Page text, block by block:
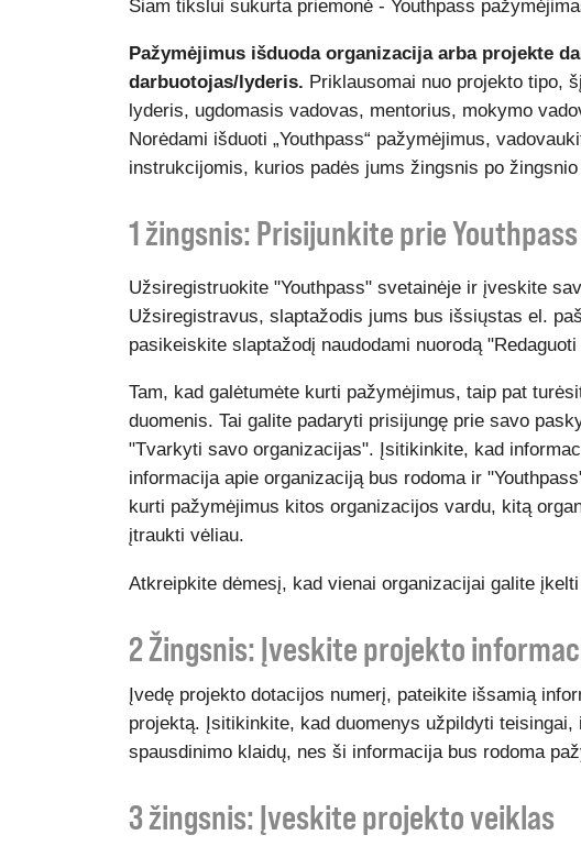
Šiam tikslui sukurta priemonė - Youthpass
Pažymėjimus išduoda organizacija arba projekte
darbuotojas/lyderis. Priklausomai nuo projekto tipo,
lyderis, ugdomasis vadovas, mentorius, mokymo
Norėdami išduoti „Youthpass“ pažymėjimus,
instrukcijomis, kurios padės jums žingsnis po
1 žingsnis: Prisijunkite prie Youthpass
Užsiregistruokite "Youthpass" svetainėje ir įveskite
Užsiregistravus, slaptažodis jums bus išsiųstas el.
pasikeiskite slaptažodį naudodami nuorodą
Tam, kad galėtumėte kurti pažymėjimus, taip pat
duomenis. Tai galite padaryti prisijungę prie savo
"Tvarkyti savo organizacijas". Įsitikinkite, kad
informacija apie organizaciją bus rodoma ir
kurti pažymėjimus kitos organizacijos vardu, kitą
įtraukti vėliau.
Atkreipkite dėmesį, kad vienai organizacijai galite
2 Žingsnis: Įveskite projekto
Įvedę projekto dotacijos numerį, pateikite išsamią
projektą. Įsitikinkite, kad duomenys užpildyti
spausdinimo klaidų, nes ši informacija bus rodoma
3 žingsnis: Įveskite projekto veiklas